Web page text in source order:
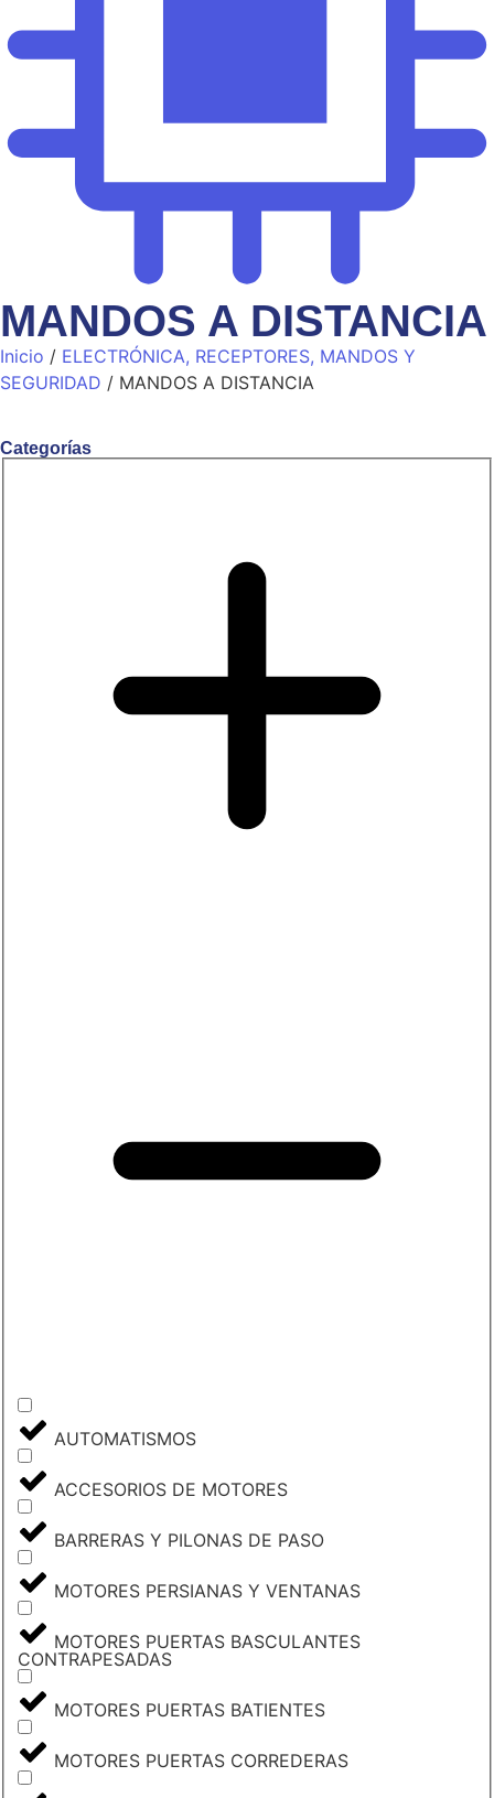
MANDOS A DISTANCIA
Inicio / ELECTRÓNICA, RECEPTORES, MANDOS Y
SEGURIDAD / MANDOS A DISTANCIA
Categorías
AUTOMATISMOS
ACCESORIOS DE MOTORES
BARRERAS Y PILONAS DE PASO
MOTORES PERSIANAS Y VENTANAS
MOTORES PUERTAS BASCULANTES
CONTRAPESADAS
MOTORES PUERTAS BATIENTES
MOTORES PUERTAS CORREDERAS